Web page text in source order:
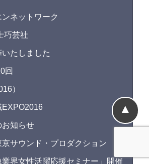
ネットワーク
巧芸社
たしました
回
）
EXPO2016
お知らせ
サウンド・プロダクション
業界女性活躍応援セミナー」開催
▲